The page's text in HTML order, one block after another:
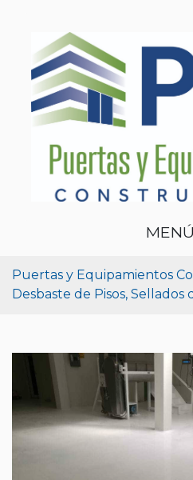
MENÚ
Puertas y Equipamientos
Desbaste de Pisos,